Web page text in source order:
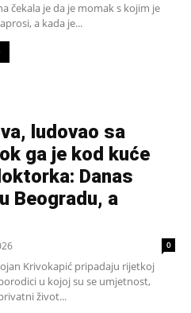
čekala je da je momak s kojim je
a kada je...
ludovao sa
ga je kod kuće
Danas
Beogradu, a
0
Krivokapić pripadaju rijetkoj
u kojoj su se umjetnost,
život...